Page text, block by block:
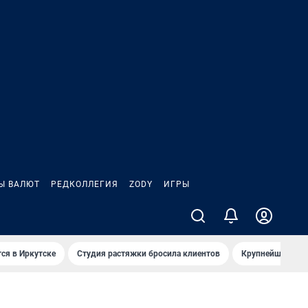
ВАЛЮТ РЕДКОЛЛЕГИЯ ZODY ИГРЫ
в Иркутске Студия растяжки бросила клиентов Крупнейшие